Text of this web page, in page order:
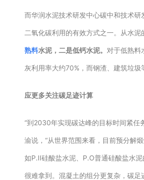
而华润水泥技术研发中心碳中和技术
二氧化碳利用的有效方式之一。从水
熟料水泥，二是低钙水泥。 对于低熟料
灰利用率大约70%，而钢渣、建筑垃
应更多关注碳足迹计算
“到2030年实现碳达峰的目标时间紧任
渝说，“从世界范围来看，目前预分解
如P.II硅酸盐水泥、P.O普通硅酸盐水
很难拿到。混凝土的组分更复杂，碳